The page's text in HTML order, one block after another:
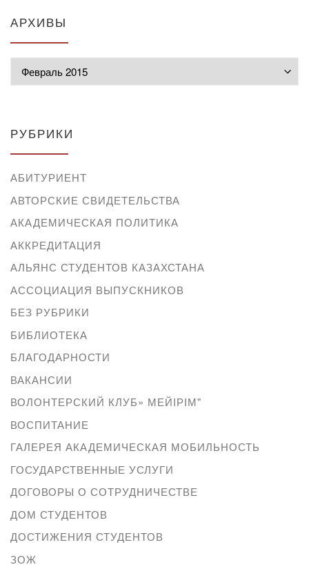
АРХИВЫ
РУБРИКИ
АБИТУРИЕНТ
АВТОРСКИЕ СВИДЕТЕЛЬСТВА
АКАДЕМИЧЕСКАЯ ПОЛИТИКА
АККРЕДИТАЦИЯ
АЛЬЯНС СТУДЕНТОВ КАЗАХСТАНА
АССОЦИАЦИЯ ВЫПУСКНИКОВ
БЕЗ РУБРИКИ
БИБЛИОТЕКА
БЛАГОДАРНОСТИ
ВАКАНСИИ
ВОЛОНТЕРСКИЙ КЛУБ» МЕЙІРІМ"
ВОСПИТАНИЕ
ГАЛЕРЕЯ АКАДЕМИЧЕСКАЯ МОБИЛЬНОСТЬ
ГОСУДАРСТВЕННЫЕ УСЛУГИ
ДОГОВОРЫ О СОТРУДНИЧЕСТВЕ
ДОМ СТУДЕНТОВ
ДОСТИЖЕНИЯ СТУДЕНТОВ
ЗОЖ